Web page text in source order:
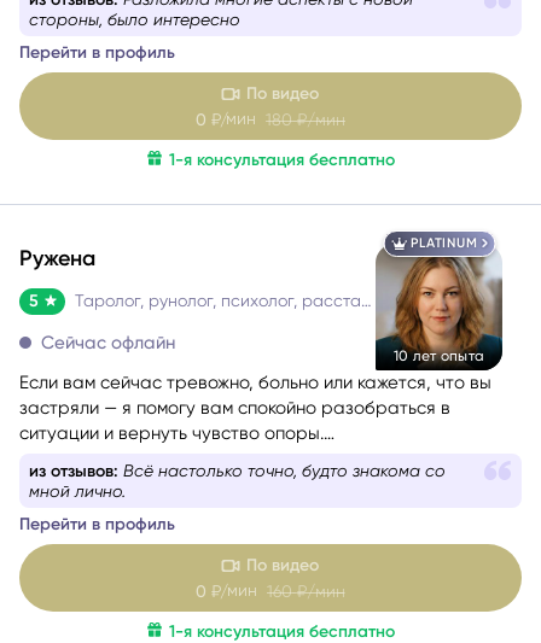
и консультант с глубоким жизненным опытом. Мой подход
её внутреннюю логику, причины и возможные варианты
развития, чтобы вы могли опереться на это в своих
решениях. Я не работаю через оценки «правильно/
неправильно». Я помогаю увидеть картину честно и
спокойно — и выбрать тот путь, который будет для вас
стороны, было интересно
Перейти в профиль
По видео
0 ₽/мин180 ₽/мин
1-я консультация бесплатно
PLATINUM
10 лет опыта
Ружена
5 Таролог, рунолог, психолог, расстановщик
Сейчас офлайн
Если вам сейчас тревожно, больно или кажется, что вы
застряли — я помогу вам спокойно разобраться в
ситуации и вернуть чувство опоры.
осуждённой. Я мягко и бережно проведу вас через
решение, которое принесёт облегчение.
из отзывов: Обычно я жуткий скептик, но она меня
удивила.
Перейти в профиль
По видео
0 ₽/мин 160 ₽/мин
1-я консультация бесплатно